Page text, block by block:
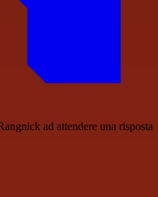
ad attendere una risposta